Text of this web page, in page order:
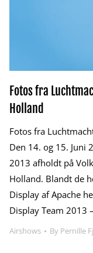
Fotos fra
Holland
Fotos fra
Den 14. og 15. Juni
2013 afholdt på
Holland. Blandt de
Display af Apache
Display Team 2013
Airshows By Pernille